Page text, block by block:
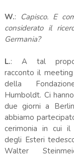
W.: Capisco. E
considerato il
Germania?
L.: A tal
racconto il meeting
della
Humboldt. Ci
due giorni a
abbiamo
cerimonia in cui il
degli Esteri
Walter